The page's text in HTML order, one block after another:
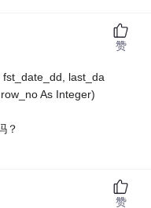
last_da
As Integer)
？
赞
赞